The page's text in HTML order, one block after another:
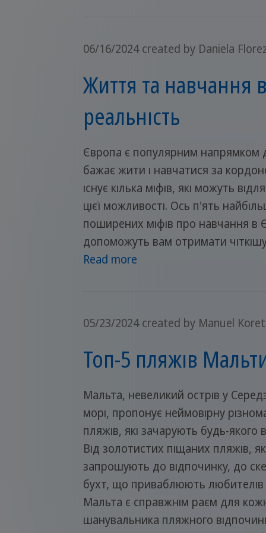
06/16/2024created by Daniela
Життя та навчання
реальність
Європа є популярним напрямком
бажає жити і навчатися за
існує кілька міфів, які можуть
цієї можливості. Ось п'ять
поширених міфів про навчання в
допоможуть вам отримати
Read more
05/23/2024created by Manuel
Топ-5 пляжів
Мальта, невеликий острів у
морі, пропонує неймовірну
пляжів, які зачарують будь-якого
Від золотистих піщаних пляжів,
запрошують до відпочинку, до
бухт, що приваблюють любителів
Мальта є справжнім раєм для
шанувальника пляжного